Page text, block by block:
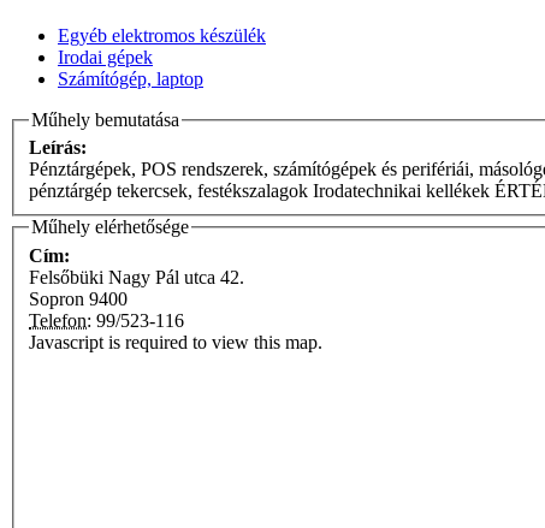
Egyéb elektromos készülék
Irodai gépek
Számítógép, laptop
Műhely bemutatása
Leírás:
Pénztárgépek, POS rendszerek, számítógépek és perifériái,
pénztárgép tekercsek, festékszalagok Irodatechnikai kellékek
Műhely elérhetősége
Cím:
Felsőbüki Nagy Pál utca 42.
Sopron 9400
Telefon: 99/523-116
Javascript is required to view this map.